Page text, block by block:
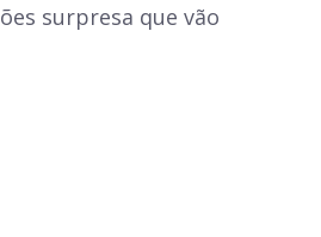
surpresa que vão